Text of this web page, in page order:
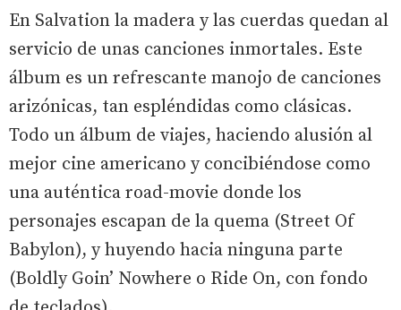
En Salvation la madera y las cuerdas quedan al
servicio de unas canciones inmortales. Este
álbum es un refrescante manojo de canciones
arizónicas, tan espléndidas como clásicas.
Todo un álbum de viajes, haciendo alusión al
mejor cine americano y concibiéndose como
una auténtica road-movie donde los
personajes escapan de la quema (Street Of
Babylon), y huyendo hacia ninguna parte
(Boldly Goin’ Nowhere o Ride On, con fondo